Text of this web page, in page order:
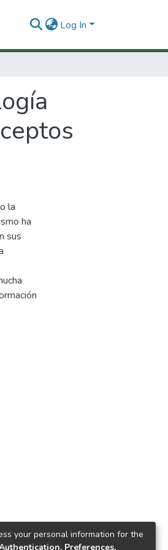
Log In
la
ha
sus
your personal information for the
Preferences,